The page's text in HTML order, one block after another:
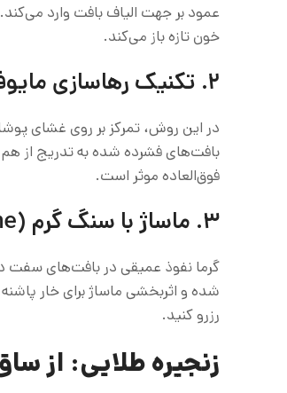
عمود بر جهت الیاف بافت وارد می‌کند.
خون تازه باز می‌کند.
۲. تکنیک رهاسازی مایوفاشیال (Myofascial Release)
در این روش، تمرکز بر روی غشای
بافت‌های فشرده شده به تدریج از
فوق‌العاده موثر است.
۳. ماساژ با سنگ گرم (Hot Stone)
گرما نفوذ عمیقی در بافت‌های سفت
شده و اثربخشی ماساژ برای خار
رزرو کنید.
زنجیره طلایی: از